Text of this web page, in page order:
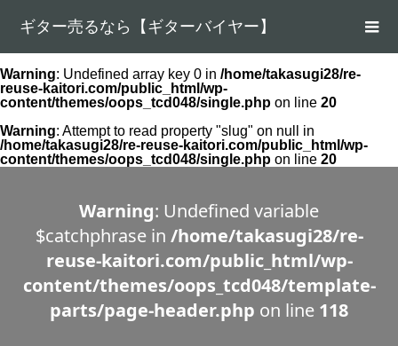
ギター売るなら【ギターバイヤー】
Warning: Undefined array key 0 in /home/takasugi28/re-
reuse-kaitori.com/public_html/wp-
content/themes/oops_tcd048/single.php on line 20
Warning: Attempt to read property "slug" on null in
/home/takasugi28/re-reuse-kaitori.com/public_html/wp-
content/themes/oops_tcd048/single.php on line 20
Warning: Undefined variable
$catchphrase in /home/takasugi28/re-
reuse-kaitori.com/public_html/wp-
content/themes/oops_tcd048/template-
parts/page-header.php on line 118